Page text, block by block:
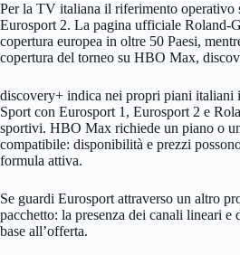
Per la TV italiana il riferimento operativo
Eurosport 2. La pagina ufficiale Roland-
copertura europea in oltre 50 Paesi,
copertura del torneo su HBO Max,
discovery+ indica nei propri piani italiani
Sport con Eurosport 1, Eurosport 2 e
sportivi. HBO Max richiede un piano o
compatibile: disponibilità e prezzi
formula attiva.
Se guardi Eurosport attraverso un altro
pacchetto: la presenza dei canali lineari e
base all’offerta.